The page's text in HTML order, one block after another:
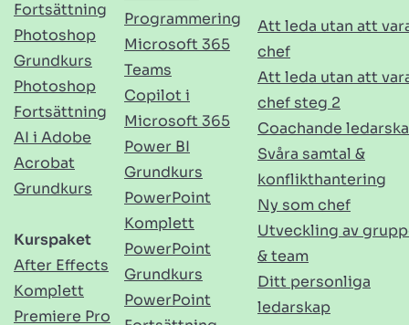
Fortsättning
Photoshop
Grundkurs
Photoshop
Fortsättning
AI i Adobe
Acrobat
Grundkurs
Kurspaket
After Effects
Komplett
Premiere Pro
Programmering
Microsoft 365
Teams
Copilot i
Microsoft 365
Power BI
Grundkurs
PowerPoint
Komplett
PowerPoint
Grundkurs
PowerPoint
Att leda utan att
chef
Att leda utan att
chef steg 2
Coachande
Svåra samtal &
konflikthantering
Ny som chef
Utveckling av
& team
Ditt personliga
ledarskap